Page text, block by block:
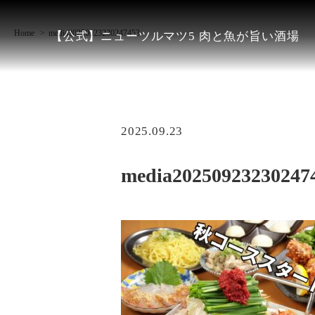
【公式】ニューツルマツ5 肉と魚が旨い酒場
Home media20250923230247453
2025.09.23